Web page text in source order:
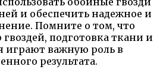
и обеспечить надежное и
Помните о том, что
подготовка ткани и
играют важную роль в
результата.